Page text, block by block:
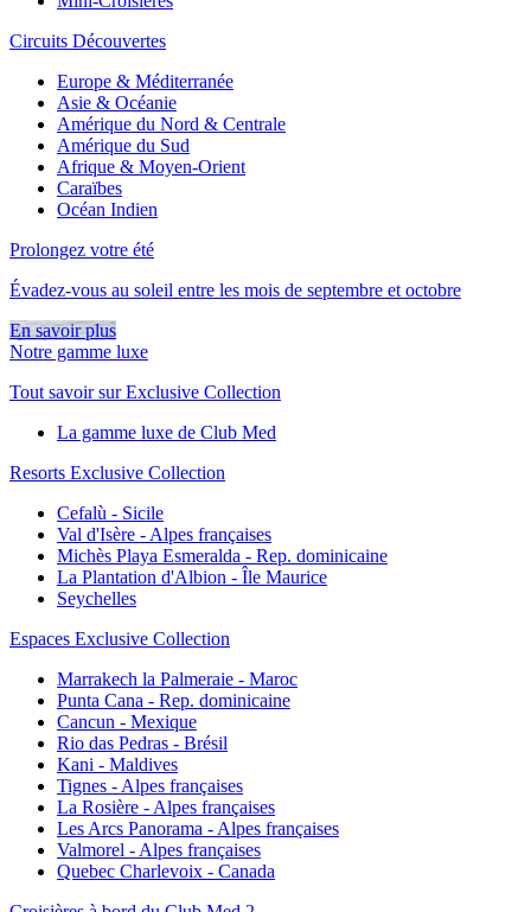
Circuits Découvertes
Europe & Méditerranée
Asie & Océanie
Amérique du Nord & Centrale
Amérique du Sud
Afrique & Moyen-Orient
Caraïbes
Océan Indien
Prolongez votre été
Évadez-vous au soleil entre les mois de septembre et octobre
En savoir plus
Notre gamme luxe
Tout savoir sur Exclusive Collection
La gamme luxe de Club Med
Resorts Exclusive Collection
Cefalù - Sicile
Val d'Isère - Alpes françaises
Michès Playa Esmeralda - Rep. dominicaine
La Plantation d'Albion - Île Maurice
Seychelles
Espaces Exclusive Collection
Marrakech la Palmeraie - Maroc
Punta Cana - Rep. dominicaine
Cancun - Mexique
Rio das Pedras - Brésil
Kani - Maldives
Tignes - Alpes françaises
La Rosière - Alpes françaises
Les Arcs Panorama - Alpes françaises
Valmorel - Alpes françaises
Quebec Charlevoix - Canada